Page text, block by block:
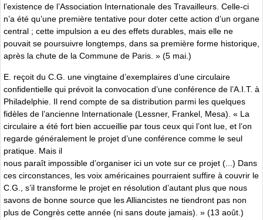
l’existence de l’Association Internationale des Travailleurs. Celle-ci
n’a été qu’une première tentative pour doter cette action d’un organe
central ; cette impulsion a eu des effets durables, mais elle ne
pouvait se poursuivre longtemps, dans sa première forme historique,
après la chute de la Commune de Paris. » (5 mai.)
E. reçoit du C.G. une vingtaine d’exemplaires d’une circulaire
confidentielle qui prévoit la convocation d’une conférence de l’A.I.T. à
Philadelphie. Il rend compte de sa distribution parmi les quelques
fidèles de l’ancienne Internationale (Lessner, Frankel, Mesa). « La
circulaire a été fort bien accueillie par tous ceux qui l’ont lue, et l’on
regarde généralement le projet d’une conférence comme le seul
pratique. Mais il
nous paraît impossible d’organiser ici un vote sur ce projet (...) Dans
ces circonstances, les voix américaines pourraient suffire à couvrir le
C.G., s’il transforme le projet en résolution d’autant plus que nous
savons de bonne source que les Alliancistes ne tiendront pas non
plus de Congrès cette année (ni sans doute jamais). » (13 août.)